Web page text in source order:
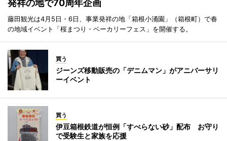
発祥の地で70周年企画
藤田観光は4月5日・6日、事業発祥の地「箱根小涌園」（箱根町）で春
の地域イベント「桜まつり・ベーカリーフェス」を開催する。
買う
ジーンズ移動販売の「デニムマン」がアニバーサリ
ーイベント
買う
伊豆箱根鉄道が恒例「すべらない砂」配布 お守り
で受験生と家族を応援